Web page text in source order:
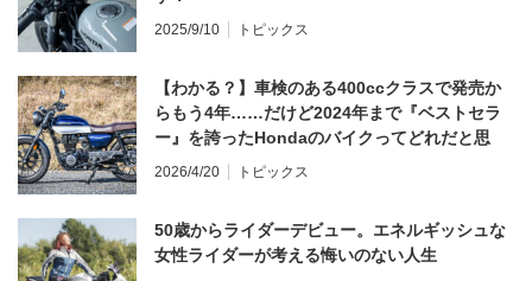
2025/9/10 トピックス
【わかる？】車検のある400ccクラスで発売か
らもう4年……だけど2024年まで『ベストセラ
ー』を誇ったHondaのバイクってどれだと思
う？
2026/4/20 トピックス
50歳からライダーデビュー。エネルギッシュな
女性ライダーが考える悔いのない人生